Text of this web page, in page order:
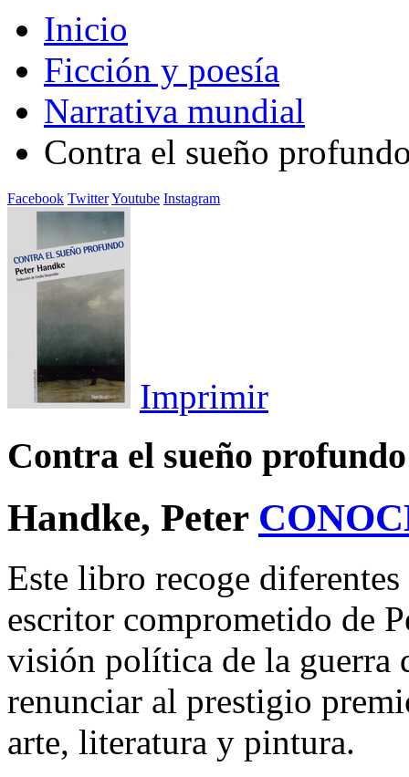
Inicio
Ficción y poesía
Narrativa mundial
Contra el sueño
Facebook TwitterYoutube Instagram
Imprimir
Contra el sueño profundo
Handke, Peter
Este libro recoge
escritor comprometido de
visión política de la guerra
renunciar al prestigio
arte, literatura y pintura.